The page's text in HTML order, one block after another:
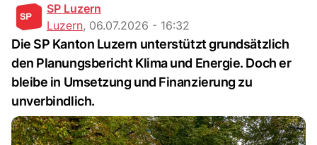
SP Luzern
Luzern, 06.07.2026 - 16:32
Die SP Kanton Luzern unterstützt grundsätzlich
den Planungsbericht Klima und Energie. Doch er
bleibe in Umsetzung und Finanzierung zu
unverbindlich.